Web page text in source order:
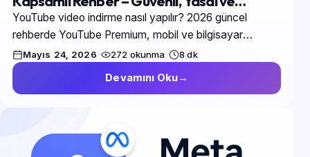
Alternatif Yöntemler)
YouTube video indirme nasıl yapılır? 2026 güncel
rehberde YouTube Premium, mobil ve bilgisayar
üzerinden çevrimdışı izleme yöntemleri, kalite
seçenekleri ve güvenlik detayları…
Mayıs 24, 2026· 272 okunma· 8 dk
Devamını Oku